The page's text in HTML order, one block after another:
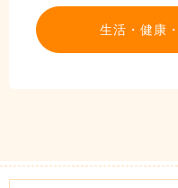
生活・健康